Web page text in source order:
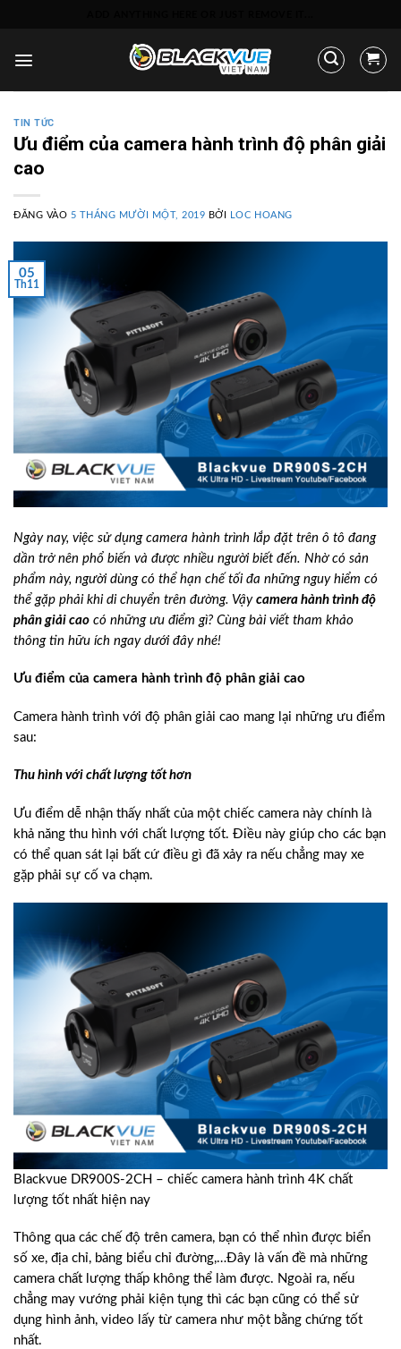
TIN TỨC
Ưu điểm của camera hành trình độ phân giải
cao
ĐĂNG VÀO 5 THÁNG MƯỜI MỘT, 2019 BỞI LOC HOANG
05
Th11
Ngày nay, việc sử dụng camera hành trình lắp đặt trên ô tô đang
dần trở nên phổ biến và được nhiều người biết đến. Nhờ có sản
phẩm này, người dùng có thể hạn chế tối đa những nguy hiểm có
thể gặp phải khi di chuyển trên đường. Vậy camera hành trình độ
phân giải cao có những ưu điểm gì? Cùng bài viết tham khảo
thông tin hữu ích ngay dưới đây nhé!
Ưu điểm của camera hành trình độ phân giải cao
Camera hành trình với độ phân giải cao mang lại những ưu điểm
sau:
Thu hình với chất lượng tốt hơn
Ưu điểm dễ nhận thấy nhất của một chiếc camera này chính là
khả năng thu hình với chất lượng tốt. Điều này giúp cho các bạn
có thể quan sát lại bất cứ điều gì đã xảy ra nếu chẳng may xe
gặp phải sự cố va chạm.
Blackvue DR900S-2CH – chiếc camera hành trình 4K chất
lượng tốt nhất hiện nay
Thông qua các chế độ trên camera, bạn có thể nhìn được biển
số xe, địa chỉ, bảng biểu chỉ đường,…Đây là vấn đề mà những
camera chất lượng thấp không thể làm được. Ngoài ra, nếu
chẳng may vướng phải kiện tụng thì các bạn cũng có thể sử
dụng hình ảnh, video lấy từ camera như một bằng chứng tốt
nhất.